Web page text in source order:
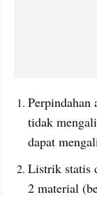
Perpindahan
tidak
dapat
Listrik statis
2 material